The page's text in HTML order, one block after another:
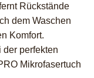
Rückstände
dem Waschen
Komfort.
der perfekten
Mikrofasertuch